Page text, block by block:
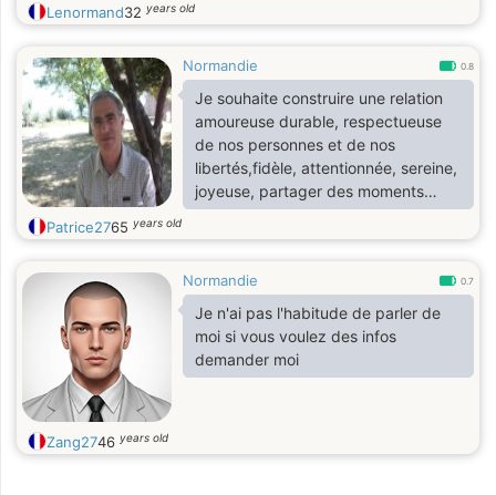
Pour ce qui est de mon
discret, consciencieux,
pragmatique, persévérant, et sans
oublier un soupçon de romantisme.
J’aime rire/parler/débattre de tout
un tas de sujets plus ou moins
profond.
Lenormand32 years old
Normandie 0.8
Je souhaite construire une relation
amoureuse durable, respectueuse
de nos personnes et de nos
libertés,fidèle, attentionnée, sereine,
joyeuse, partager des moments
complices, être capable d'entrer en
dialogue si quelques nuages
Patrice2765 years old
Normandie 0.7
Je n'ai pas l'habitude de parler de
moi si vous voulez des infos
demander moi
Zang2746 years old